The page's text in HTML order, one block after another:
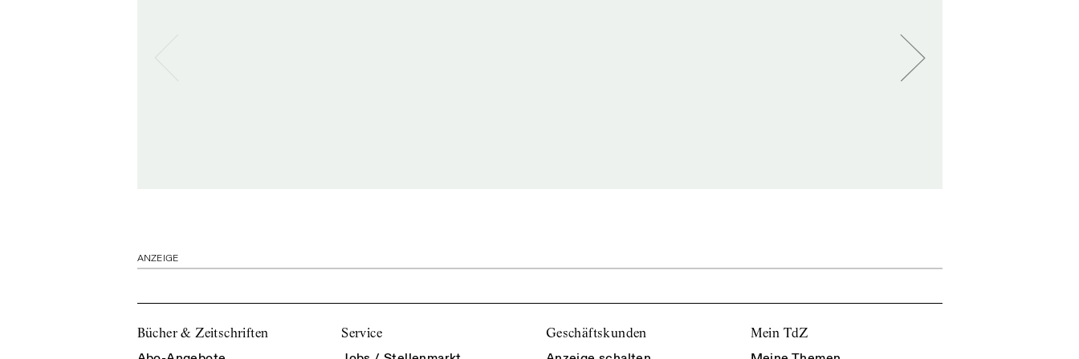
ANZEIGE
Bücher & Zeitschriften Service Geschäftskunden Mein TdZ